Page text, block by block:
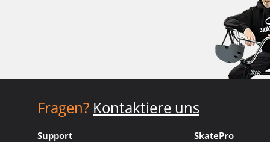
Fragen? Kontaktiere uns
Support SkatePro